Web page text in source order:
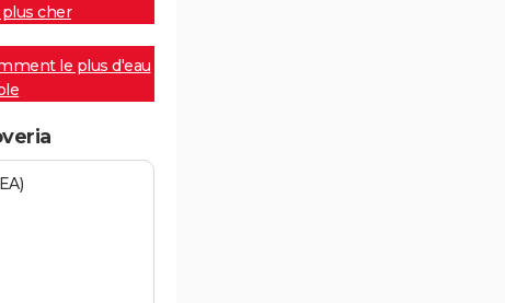
cher
le plus d'eau